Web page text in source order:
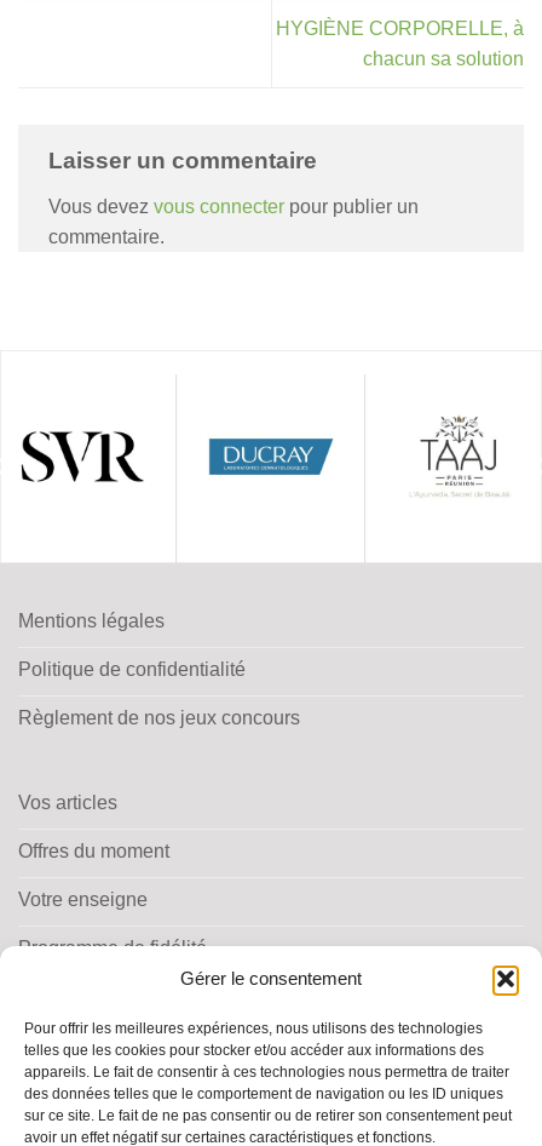
Gérer le consentement
Pour offrir les meilleures expériences, nous utilisons des technologies
telles que les cookies pour stocker et/ou accéder aux informations des
appareils. Le fait de consentir à ces technologies nous permettra de traiter
des données telles que le comportement de navigation ou les ID uniques
sur ce site. Le fait de ne pas consentir ou de retirer son consentement peut
avoir un effet négatif sur certaines caractéristiques et fonctions.
HYGIÈNE CORPORELLE, à
chacun sa solution
Laisser un commentaire
Vous devez vous connecter pour publier un
commentaire.
Mentions légales
Politique de confidentialité
Règlement de nos jeux concours
Vos articles
Offres du moment
Votre enseigne
Programme de fidélité
TROUVER MA PHARMACIE